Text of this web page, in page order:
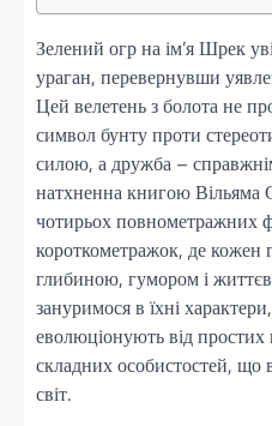
Зелений огр на ім’я Шрек
ураган, перевернувши
Цей велетень з болота не
символ бунту проти
силою, а дружба –
натхненна книгою Вільяма
чотирьох повнометражних
короткометражок, де кожен
глибиною, гумором і
зануримося в їхні
еволюціонують від простих
складних особистостей, що
світ.